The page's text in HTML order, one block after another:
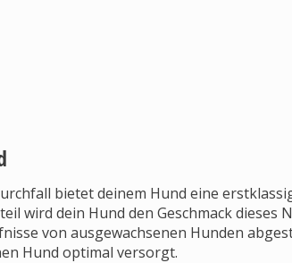
bietet deinem Hund eine
wird dein Hund den Geschmack dieses
von ausgewachsenen Hunden
Hund optimal versorgt.